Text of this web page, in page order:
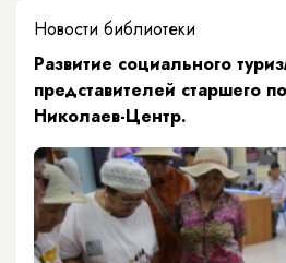
Новости библиотеки
Развитие социального
представителей старшего
Николаев-Центр.